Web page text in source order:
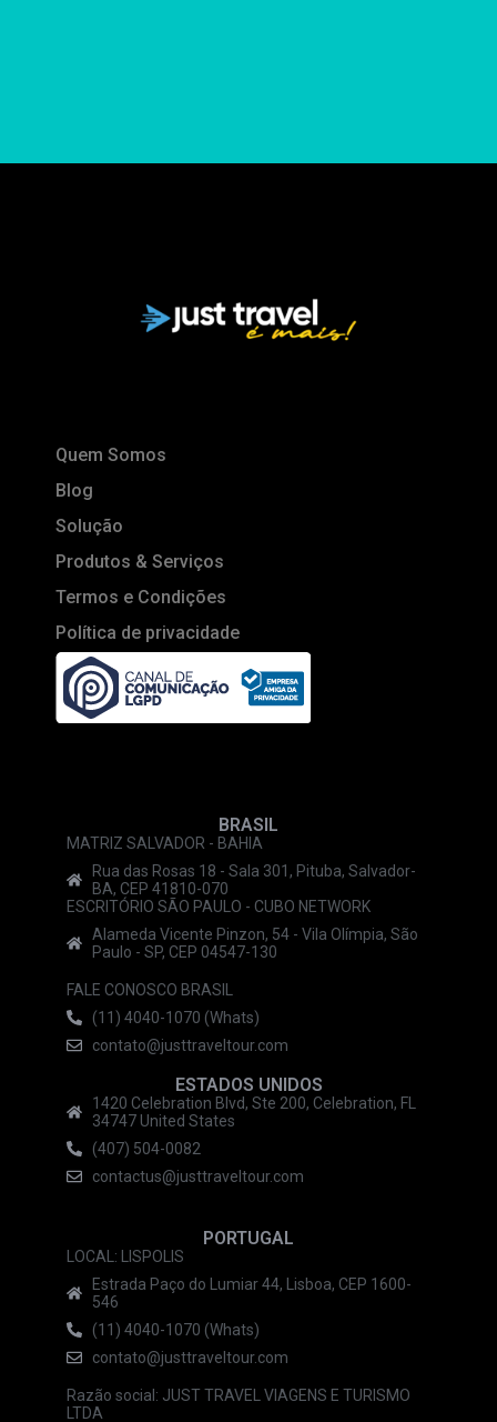
Quem Somos
Blog
Solução
Produtos & Serviços
Termos e Condições
Política de privacidade
BRASIL
MATRIZ SALVADOR - BAHIA
Rua das Rosas 18 - Sala 301, Pituba, Salvador-
BA, CEP 41810-070
ESCRITÓRIO SÃO PAULO - CUBO NETWORK
Alameda Vicente Pinzon, 54 - Vila Olímpia, São
Paulo - SP, CEP 04547-130
FALE CONOSCO BRASIL
(11) 4040-1070 (Whats)
contato@justtraveltour.com
ESTADOS UNIDOS
1420 Celebration Blvd, Ste 200, Celebration, FL
34747 United States
(407) 504-0082
contactus@justtraveltour.com
PORTUGAL
LOCAL: LISPOLIS
Estrada Paço do Lumiar 44, Lisboa, CEP 1600-
546
(11) 4040-1070 (Whats)
contato@justtraveltour.com
Razão social: JUST TRAVEL VIAGENS E TURISMO
LTDA